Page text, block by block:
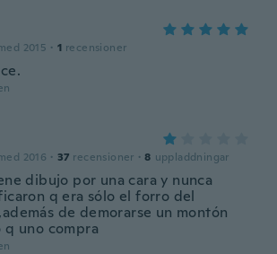
2015 · 1 recensioner
2016 · 37 recensioner · 8 uppladdningar
dibujo por una cara y nunca
q era sólo el forro del
de demorarse un montón
uno compra